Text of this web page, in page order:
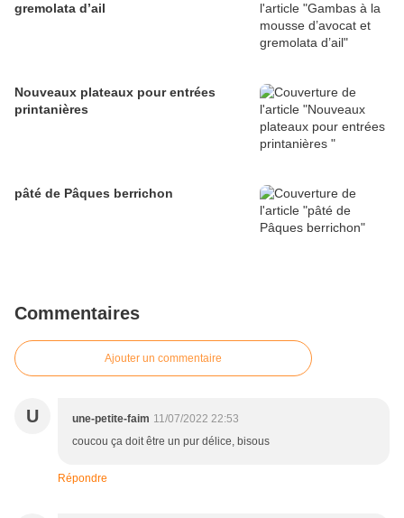
gremolata d’ail
Nouveaux plateaux pour entrées
printanières
pâté de Pâques berrichon
Commentaires
Ajouter un commentaire
U une-petite-faim 11/07/2022 22:53
coucou ça doit être un pur délice, bisous
Répondre